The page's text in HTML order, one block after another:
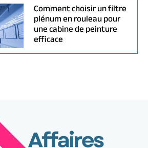
Comment choisir un filtre
plénum en rouleau pour
une cabine de peinture
efficace